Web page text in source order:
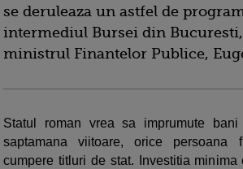
se deruleaza un astfel de
intermediul Bursei din
ministrul Finantelor Publice,
Statul roman vrea sa imprumute
saptamana viitoare, orice
cumpere titluri de stat. Investitia